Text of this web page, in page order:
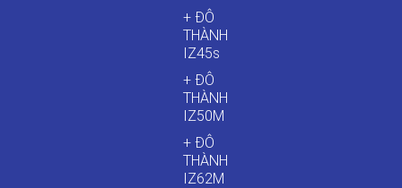
+ ĐÔ
THÀNH
IZ45s
+ ĐÔ
THÀNH
IZ50M
+ ĐÔ
THÀNH
IZ62M